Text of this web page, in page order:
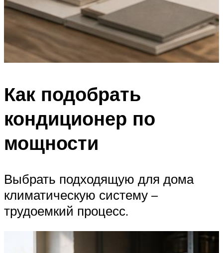
Как подобрать
кондиционер по
мощности
Выбрать подходящую для дома
климатическую систему –
трудоемкий процесс.